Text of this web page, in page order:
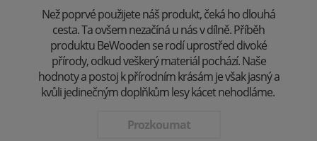
Než poprvé použijete náš produkt, čeká ho dlouhá
cesta. Ta ovšem nezačíná u nás v dílně. Příběh
produktu BeWooden se rodí uprostřed divoké
přírody, odkud veškerý materiál pochází. Naše
hodnoty a postoj k přírodním krásám je však jasný a
kvůli jedinečným doplňkům lesy kácet nehodláme.
Prozkoumat